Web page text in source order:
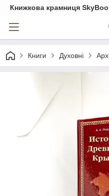
Книжкова крамниця
Книги Духовні